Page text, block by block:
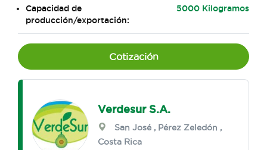
Capacidad de
producción/exportación:
5000 Kilogramos
Cotización
Verdesur S.A.
San José , Pérez Zeledón ,
Costa Rica